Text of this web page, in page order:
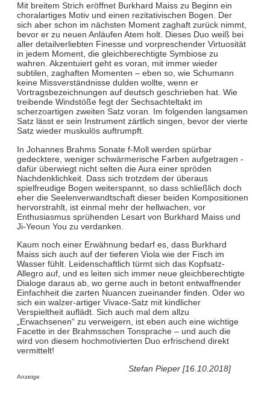
Mit breitem Strich eröffnet Burkhard Maiss zu Beginn ein
choralartiges Motiv und einen rezitativischen Bogen. Der
sich aber schon im nächsten Moment zaghaft zurück nimmt,
bevor er zu neuen Anläufen Atem holt. Dieses Duo weiß bei
aller detailverliebten Finesse und vorpreschender Virtuosität
in jedem Moment, die gleichberechtigte Symbiose zu
wahren. Akzentuiert geht es voran, mit immer wieder
subtilen, zaghaften Momenten – eben so, wie Schumann
keine Missverständnisse dulden wollte, wenn er
Vortragsbezeichnungen auf deutsch geschrieben hat. Wie
treibende Windstöße fegt der Sechsachteltakt im
scherzoartigen zweiten Satz voran. Im folgenden langsamen
Satz lässt er sein Instrument zärtlich singen, bevor der vierte
Satz wieder muskulös auftrumpft.
In Johannes Brahms Sonate f-Moll werden spürbar
gedecktere, weniger schwärmerische Farben aufgetragen -
dafür überwiegt nicht selten die Aura einer spröden
Nachdenklichkeit. Dass sich trotzdem der überaus
spielfreudige Bogen weiterspannt, so dass schließlich doch
eher die Seelenverwandtschaft dieser beiden Kompositionen
hervorstrahlt, ist einmal mehr der hellwachen, vor
Enthusiasmus sprühenden Lesart von Burkhard Maiss und
Ji-Yeoun You zu verdanken.
Kaum noch einer Erwähnung bedarf es, dass Burkhard
Maiss sich auch auf der tieferen Viola wie der Fisch im
Wasser fühlt. Leidenschaftlich türmt sich das Kopfsatz-
Allegro auf, und es leiten sich immer neue gleichberechtigte
Dialoge daraus ab, wo gerne auch in betont entwaffnender
Einfachheit die zarten Nuancen zueinander finden. Oder wo
sich ein walzer-artiger Vivace-Satz mit kindlicher
Verspieltheit auflädt. Sich auch mal dem allzu
„Erwachsenen“ zu verweigern, ist eben auch eine wichtige
Facette in der Brahmsschen Tonsprache – und auch die
wird von diesem hochmotivierten Duo erfrischend direkt
vermittelt!
Stefan Pieper [16.10.2018]
Anzeige